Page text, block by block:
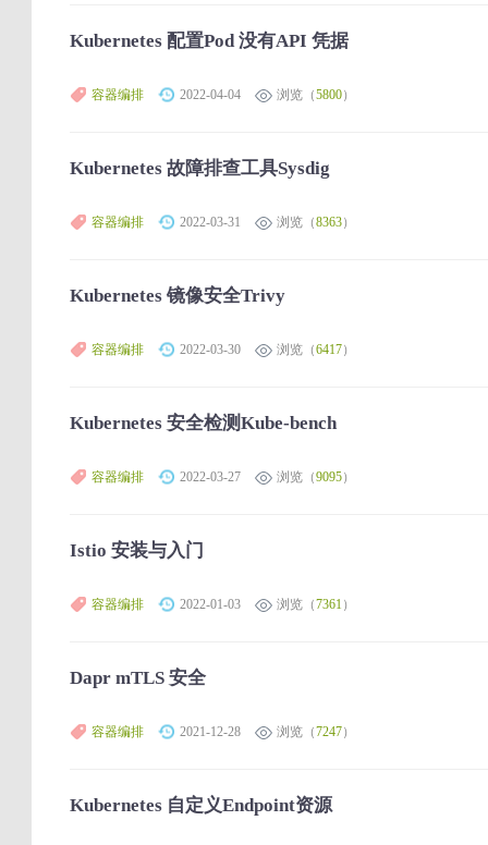
Kubernetes 配置Pod 没有API 凭据
容器编排 2022-04-04 浏览（5800）
Kubernetes 故障排查工具Sysdig
容器编排 2022-03-31 浏览（8363）
Kubernetes 镜像安全Trivy
容器编排 2022-03-30 浏览（6417）
Kubernetes 安全检测Kube-bench
容器编排 2022-03-27 浏览（9095）
Istio 安装与入门
容器编排 2022-01-03 浏览（7361）
Dapr mTLS 安全
容器编排 2021-12-28 浏览（7247）
Kubernetes 自定义Endpoint资源